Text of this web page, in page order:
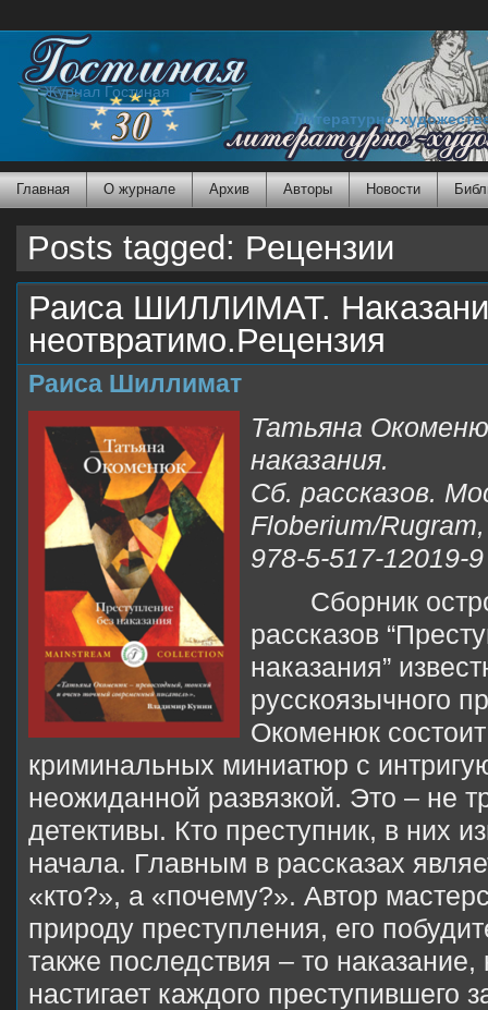
Журнал Гостиная
Литературно-
Главная О журнале Архив Авторы Новости
Posts tagged: Рецензии
Раиса ШИЛЛИМАТ.
неотвратимо.Рецензия
Раиса Шиллимат
Татьяна
наказания.
Сб. рассказов.
Floberium/
978-5-517-12019-9
Сборник
рассказов
наказания”
русскоязычного
Окоменюк
криминальных миниатюр с
неожиданной развязкой. Это – не
детективы. Кто преступник, в них
начала. Главным в рассказах
«кто?», а «почему?». Автор
природу преступления, его
также последствия – то наказание,
настигает каждого преступившего